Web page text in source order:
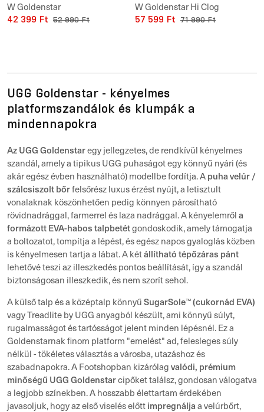
W Goldenstar
42 399 Ft 52 990 Ft
W Goldenstar Hi Clog
57 599 Ft 71 990 Ft
UGG Goldenstar - kényelmes
platformszandálok és klumpák a
mindennapokra
Az UGG Goldenstaregy jellegzetes, de rendkívül kényelmes
szandál, amely a tipikus UGG puhaságot egy könnyű nyári (és
akár egész évben használható) modellbe fordítja. A puha velúr /
szálcsiszolt bőrfelsőrész luxus érzést nyújt, a letisztult
vonalaknak köszönhetően pedig könnyen párosítható
rövidnadrággal, farmerrel és laza nadrággal. A kényelemről a
formázott EVA-habos talpbetétgondoskodik, amely támogatja
a boltozatot, tompítja a lépést, és egész napos gyaloglás közben
is kényelmesen tartja a lábat. A kétállítható tépőzáras pánt
lehetővé teszi az illeszkedés pontos beállítását, így a szandál
biztonságosan illeszkedik, és nem szorít sehol.
A külső talp és a középtalp könnyű SugarSole™ (cukornád EVA)
vagy Treadlite by UGG anyagból készült, ami könnyű súlyt,
rugalmasságot és tartósságot jelent minden lépésnél. Ez a
Goldenstarnak finom platform "emelést" ad, felesleges súly
nélkül - tökéletes választás a városba, utazáshoz és
szabadnapokra. A Footshopban kizárólag valódi, prémium
minőségű UGG Goldenstarcipőket találsz, gondosan válogatva
a legjobb színekben. A hosszabb élettartam érdekében
javasoljuk, hogy az első viselés előtt impregnálja a velúrbőrt,